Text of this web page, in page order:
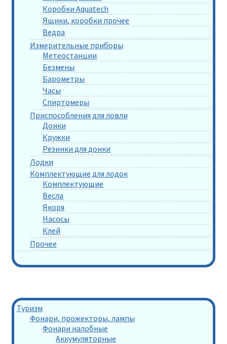
Коробки Aquatech
Ящики, коробки прочее
Ведра
Измерительные приборы
Метеостанции
Безмены
Барометры
Часы
Спиртомеры
Приспособления для ловли
Донки
Кружки
Резинки для донки
Лодки
Комплектующие для лодок
Комплектующие
Весла
Якоря
Насосы
Клей
Прочее
Туризм
Фонари, прожекторы, лампы
Фонари налобные
Аккумуляторные